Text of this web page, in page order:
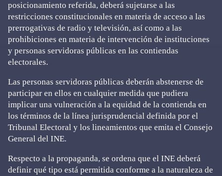
posicionamiento referida, deberá sujetarse a las
restricciones constitucionales en materia de acceso a las
prerrogativas de radio y televisión, así como a las
prohibiciones en materia de intervención de instituciones
y personas servidoras públicas en las contiendas
electorales.
Las personas servidoras públicas deberán abstenerse de
participar en ellos en cualquier medida que pudiera
implicar una vulneración a la equidad de la contienda en
los términos de la línea jurisprudencial definida por el
Tribunal Electoral y los lineamientos que emita el Consejo
General del INE.
Respecto a la propaganda, se ordena que el INE deberá
definir qué tipo está permitida conforme a la naturaleza de